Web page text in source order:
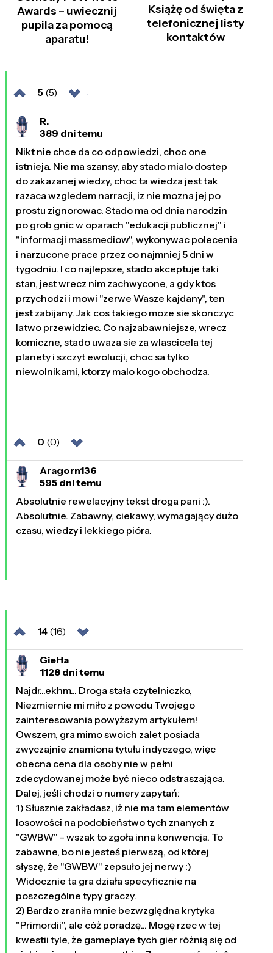
Awards – uwiecznij
pupila za pomocą
aparatu!
Książę od święta z
telefonicznej listy
kontaktów
5 (5)
R.
389 dni temu
Nikt nie chce da co odpowiedzi, choc one
istnieja. Nie ma szansy, aby stado mialo dostep
do zakazanej wiedzy, choc ta wiedza jest tak
razaca wzgledem narracji, iz nie mozna jej po
prostu zignorowac. Stado ma od dnia narodzin
po grob gnic w oparach "edukacji publicznej" i
"informacji massmediow", wykonywac polecenia
i narzucone prace przez co najmniej 5 dni w
tygodniu. I co najlepsze, stado akceptuje taki
stan, jest wrecz nim zachwycone, a gdy ktos
przychodzi i mowi "zerwe Wasze kajdany", ten
jest zabijany. Jak cos takiego moze sie skonczyc
latwo przewidziec. Co najzabawniejsze, wrecz
komiczne, stado uwaza sie za wlascicela tej
planety i szczyt ewolucji, choc sa tylko
niewolnikami, ktorzy malo kogo obchodza.
0 (0)
Aragorn136
595 dni temu
Absolutnie rewelacyjny tekst droga pani :).
Absolutnie. Zabawny, ciekawy, wymagający dużo
czasu, wiedzy i lekkiego pióra.
14(16)
GieHa
1128 dni temu
Najdr...ekhm... Droga stała czytelniczko,
Niezmiernie mi miło z powodu Twojego
zainteresowania powyższym artykułem!
Owszem, gra mimo swoich zalet posiada
zwyczajnie znamiona tytułu indyczego, więc
obecna cena dla osoby nie w pełni
zdecydowanej może być nieco odstraszająca.
Dalej, jeśli chodzi o numery zapytań:
1) Słusznie zakładasz, iż nie ma tam elementów
losowości na podobieństwo tych znanych z
"GWBW" - wszak to zgoła inna konwencja. To
zabawne, bo nie jesteś pierwszą, od której
słyszę, że "GWBW" zepsuło jej nerwy :)
Widocznie ta gra działa specyficznie na
poszczególne typy graczy.
2) Bardzo zraniła mnie bezwzględna krytyka
"Primordii", ale cóż poradzę... Mogę rzec w tej
kwestii tyle, że gameplaye tych gier różnią się od